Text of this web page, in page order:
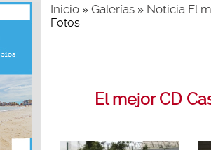
Inicio» Galerías» Noticia El
Fotos
El mejor CD